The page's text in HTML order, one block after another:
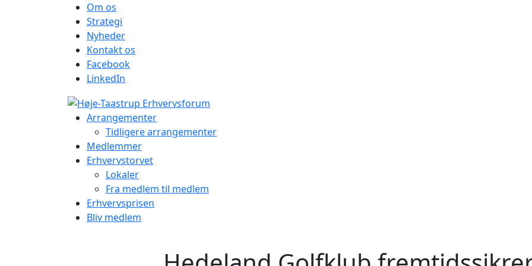
Om os
Strategi
Nyheder
Kontakt os
Facebook
LinkedIn
Arrangementer
Tidligere arrangementer
Medlemmer
Erhvervstorvet
Lokaler
Fra medlem til medlem
Erhvervsprisen
Bliv medlem